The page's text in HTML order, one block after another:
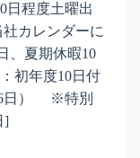
程度土曜出
カレンダーに
、夏期休暇10
初年度10日付
日） ※特別
]